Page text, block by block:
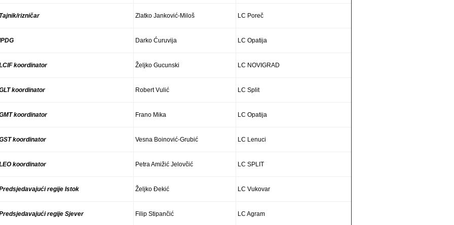
Tajnik/rizničar Zlatko Janković-Miloš LC Poreč
Darko Ćuruvija LC Opatija
koordinator Željko Gucunski LC NOVIGRAD
koordinator Robert Vulić LC Split
koordinator Frano Mika LC Opatija
koordinator Vesna Boinović-Grubić LC Lenuci
koordinator Petra Amižić Jelovčić LC SPLIT
regije Istok Željko Đekić LC Vukovar
regije Sjever Filip Stipančić LC Agram